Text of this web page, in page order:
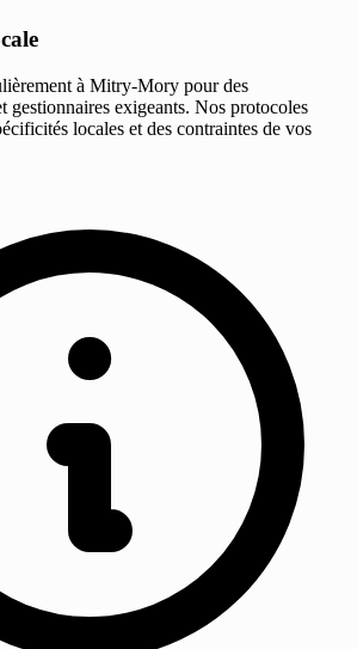
à Mitry-Mory pour des
gestionnaires exigeants. Nos protocoles
locales et des contraintes de vos